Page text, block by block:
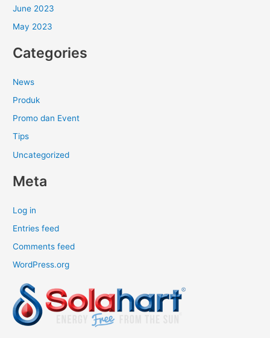
June 2023
May 2023
Categories
News
Produk
Promo dan Event
Tips
Uncategorized
Meta
Log in
Entries feed
Comments feed
WordPress.org